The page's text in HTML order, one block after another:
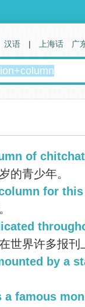
of
的青少年。
for
世界许多报刊
by a
a famous
汉语 | 上海话 广